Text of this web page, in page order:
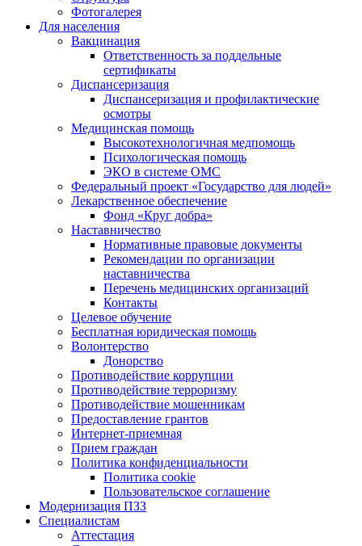
Фотогалерея
Для населения
Вакцинация
Ответственность за поддельные
сертификаты
Диспансеризация
Диспансеризация и профилактические
осмотры
Медицинская помощь
Высокотехнологичная медпомощь
Психологическая помощь
ЭКО в системе ОМС
Федеральный проект «Государство для людей»
Лекарственное обеспечение
Фонд «Круг добра»
Наставничество
Нормативные правовые документы
Рекомендации по организации
наставничества
Перечень медицинских организаций
Контакты
Целевое обучение
Бесплатная юридическая помощь
Волонтерство
Донорство
Противодействие коррупции
Противодействие терроризму
Противодействие мошенникам
Предоставление грантов
Интернет-приемная
Прием граждан
Политика конфиденциальности
Политика cookie
Пользовательское соглашение
Модернизация ПЗЗ
Специалистам
Аттестация